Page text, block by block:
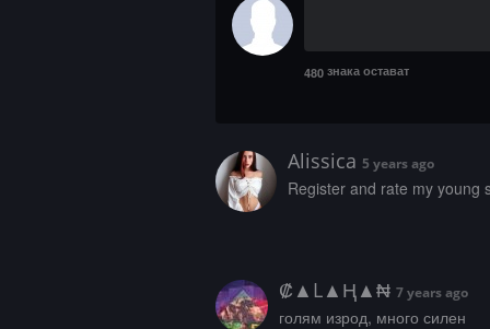
480 знака остават
Alissica 5 years ago
­R­­e­­g­i­s­­­t­­­e­­­r­ ­­a­­­n­­­d­­ ­­­r­­a­­­t­e­ ­­­m­­y­­­ ­­y­­­o­­u­­­n­­­g­­
₡▲L▲Ⱨ▲₦ 7 years ago
голям изрод, много силен